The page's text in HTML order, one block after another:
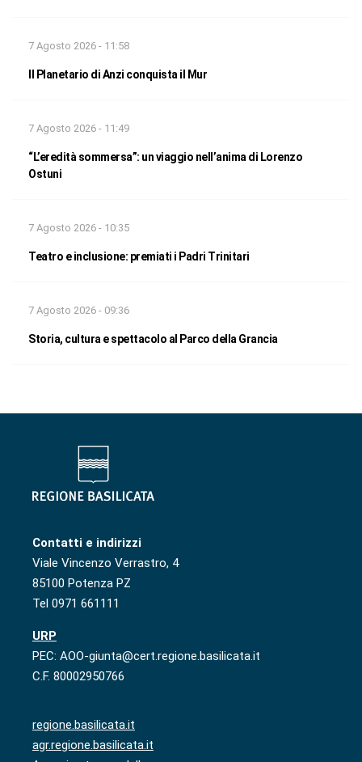
7 Agosto 2026 - 11:58
Il Planetario di Anzi conquista il Mur
7 Agosto 2026 - 11:49
“L’eredità sommersa”: un viaggio nell’anima di Lorenzo
Ostuni
7 Agosto 2026 - 10:35
Teatro e inclusione: premiati i Padri Trinitari
7 Agosto 2026 - 09:36
Storia, cultura e spettacolo al Parco della Grancia
Contatti e indirizzi
Viale Vincenzo Verrastro, 4
85100 Potenza PZ
Tel 0971 661111
URP
PEC: AOO-giunta@cert.regione.basilicata.it
C.F. 80002950766
regione.basilicata.it
agr.regione.basilicata.it